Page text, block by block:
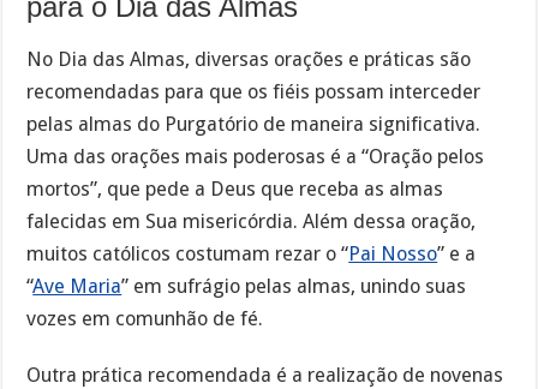
No Dia das Almas, diversas orações e práticas são
recomendadas para que os fiéis possam interceder
pelas almas do Purgatório de maneira significativa.
Uma das orações mais poderosas é a “Oração pelos
mortos”, que pede a Deus que receba as almas
falecidas em Sua misericórdia. Além dessa oração,
muitos católicos costumam rezar o “Pai Nosso” e a
“Ave Maria” em sufrágio pelas almas, unindo suas
vozes em comunhão de fé.
Outra prática recomendada é a realização de novenas